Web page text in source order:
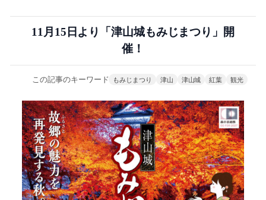
11月15日より「津山城もみじまつり」開
催！
この記事のキーワード もみじまつり 津山 津山城 紅葉 観光